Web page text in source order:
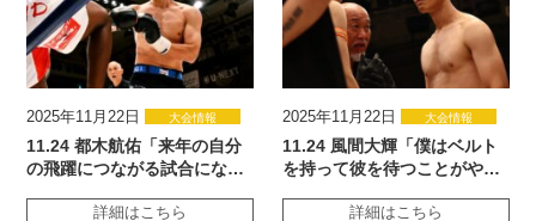
2025年11月22日 大会情報
11.24 都木航佑「来年の自分
の飛躍につながる試合にな…
詳細はこちら
2025年11月22日 大会情報
11.24 風間大輝「僕はベルト
を持って彼を待つことがや…
詳細はこちら